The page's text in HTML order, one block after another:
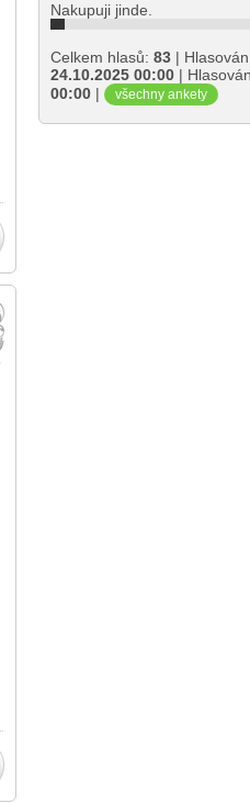
Nakupuji jinde.
Celkem hlasů: 83|
24.10.2025 00:00|
00:00| všechny ankety